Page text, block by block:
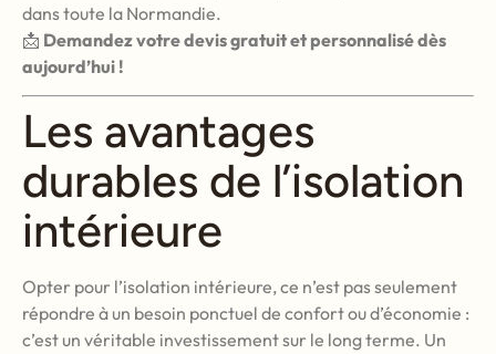
dans toute la Normandie.
📩 Demandez votre devis gratuit et personnalisé dès
aujourd’hui !
Les avantages
durables de l’isolation
intérieure
Opter pour l’isolation intérieure, ce n’est pas seulement
répondre à un besoin ponctuel de confort ou d’économie :
c’est un véritable investissement sur le long terme. Un